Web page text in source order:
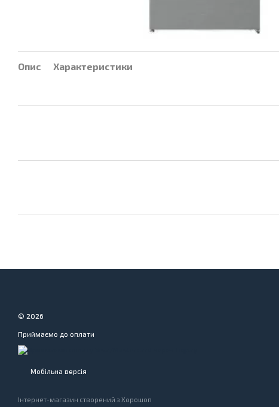
Опис Характеристики
© 2026
Приймаємо до оплати
Мобільна версія
Інтернет-магазин створений з Хорошоп